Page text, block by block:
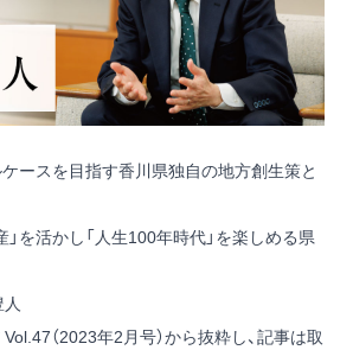
ケースを目指す香川県独自の地方創生策と
」を活かし「人生100年時代」を楽しめる県
（2023年2月号）から抜粋し、記事は取